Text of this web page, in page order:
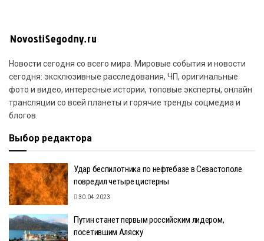
Новости сегодня со всего мира. Мировые события и новости
сегодня: эксклюзивные расследования, ЧП, оригинальные
фото и видео, интересные истории, топовые эксперты, онлайн
трансляции со всей планеты и горячие тренды соцмедиа и
блогов.
Выбор редактора
Удар беспилотника по нефтебазе в Севастополе
повредил четыре цистерны
30.04.2023
Путин станет первым российским лидером,
посетившим Аляску